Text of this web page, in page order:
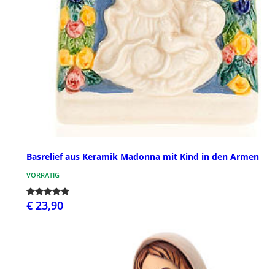
Basrelief aus Keramik Madonna mit Kind in den Armen
VORRÄTIG
€ 23,90